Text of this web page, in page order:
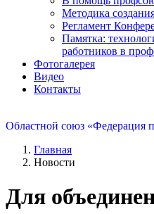
Методика
Регламент
Памятка:
работников в
Фотогалерея
Видео
Контакты
Областной союз «Федерация
Главная
Новости
Для